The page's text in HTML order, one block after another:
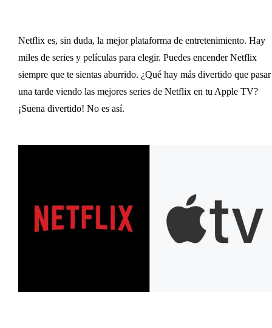
Netflix es, sin duda, la mejor plataforma de entretenimiento. Hay
miles de series y películas para elegir. Puedes encender Netflix
siempre que te sientas aburrido. ¿Qué hay más divertido que pasar
una tarde viendo las mejores series de Netflix en tu Apple TV?
¡Suena divertido! No es así.